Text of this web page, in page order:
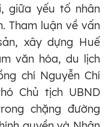
giữa yếu tố nhân
Tham luận về vấn
xây dựng Huế
văn hóa, du lịch
chí Nguyễn Chí
Chủ tịch UBND
chặng đường